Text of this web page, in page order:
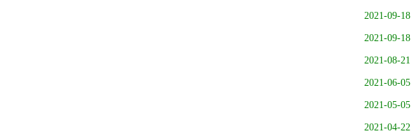
2021-09-18
2021-09-18
2021-08-21
2021-06-05
2021-05-05
2021-04-22